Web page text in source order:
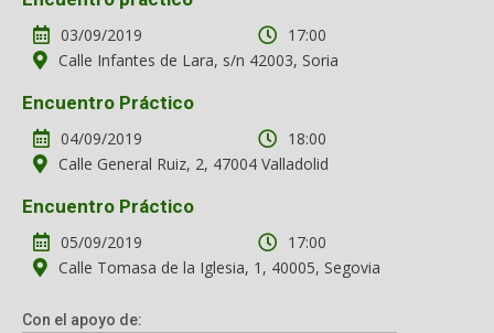
03/09/2019
17:00
Calle Infantes de Lara, s/n 42003, Soria
Encuentro Práctico
04/09/2019
18:00
Calle General Ruiz, 2, 47004 Valladolid
Encuentro Práctico
05/09/2019
17:00
Calle Tomasa de la Iglesia, 1, 40005, Segovia
Con el apoyo de: